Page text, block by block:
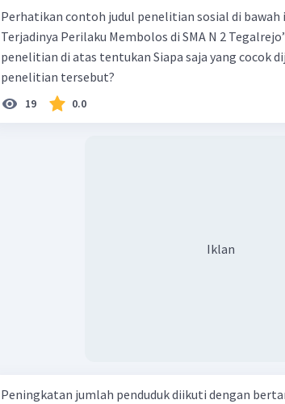
Perhatikan contoh judul penelitian sosial di bawah ini! ”Faktor
Terjadinya Perilaku Membolos di SMA N 2 Tegalrejo” Berdasarkan contoh
penelitian di atas tentukan Siapa saja yang cocok
penelitian tersebut?
19 0.0
Iklan
Peningkatan jumlah penduduk diikuti dengan